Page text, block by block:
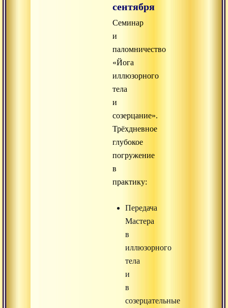
сентября
Семинар
и
паломничество
«Йога
иллюзорного
тела
и
созерцание».
Трёхдневное
глубокое
погружение
в
практику:
Передача
Мастера
в
иллюзорного
тела
и
в
созерцательные